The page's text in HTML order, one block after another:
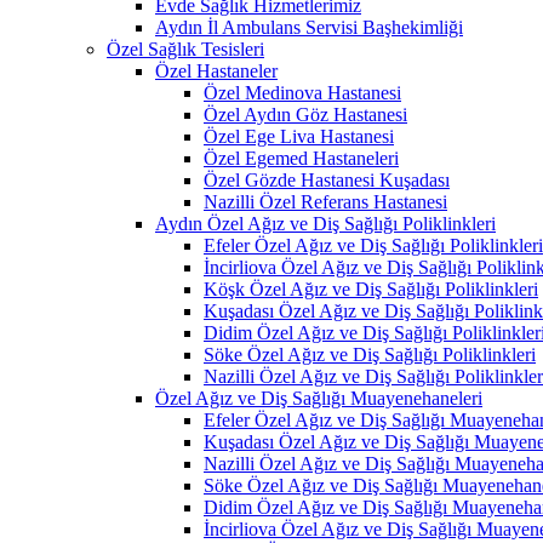
Evde Sağlık Hizmetlerimiz
Aydın İl Ambulans Servisi Başhekimliği
Özel Sağlık Tesisleri
Özel Hastaneler
Özel Medinova Hastanesi
Özel Aydın Göz Hastanesi
Özel Ege Liva Hastanesi
Özel Egemed Hastaneleri
Özel Gözde Hastanesi Kuşadası
Nazilli Özel Referans Hastanesi
Aydın Özel Ağız ve Diş Sağlığı Poliklinkleri
Efeler Özel Ağız ve Diş Sağlığı Poliklinkleri
İncirliova Özel Ağız ve Diş Sağlığı
Köşk Özel Ağız ve Diş Sağlığı Poliklinkleri
Kuşadası Özel Ağız ve Diş Sağlığı
Didim Özel Ağız ve Diş Sağlığı Poliklinkleri
Söke Özel Ağız ve Diş Sağlığı Poliklinkleri
Nazilli Özel Ağız ve Diş Sağlığı
Özel Ağız ve Diş Sağlığı Muayenehaneleri
Efeler Özel Ağız ve Diş Sağlığı
Kuşadası Özel Ağız ve Diş Sağlığı
Nazilli Özel Ağız ve Diş Sağlığı
Söke Özel Ağız ve Diş Sağlığı
Didim Özel Ağız ve Diş Sağlığı
İncirliova Özel Ağız ve Diş Sağlığı